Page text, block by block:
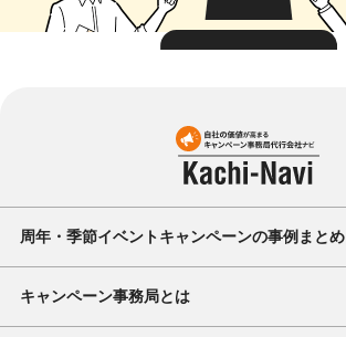
周年・季節イベントキャンペーンの事例まとめ
キャンペーン事務局とは